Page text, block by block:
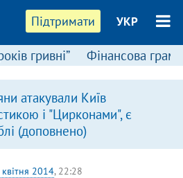
Підтримати УКР
гривні” Фінансова
атакували Київ
і "Цирконами", є
(доповнено)
2014, 22:28